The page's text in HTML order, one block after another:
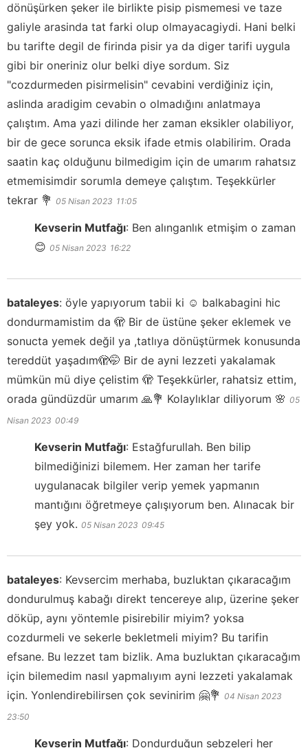
dönüşürken şeker ile birlikte pisip pismemesi ve taze
galiyle arasinda tat farki olup olmayacagiydi. Hani belki
bu tarifte degil de firinda pisir ya da diger tarifi uygula
gibi bir oneriniz olur belki diye sordum. Siz
"cozdurmeden pisirmelisin" cevabini verdiğiniz için,
aslinda aradigim cevabin o olmadığını anlatmaya
çalıştım. Ama yazi dilinde her zaman eksikler olabiliyor,
bir de gece sorunca eksik ifade etmis olabilirim. Orada
saatin kaç olduğunu bilmedigim için de umarım rahatsız
etmemisimdir sorumla demeye çalıştım. Teşekkürler
tekrar 💐 05 Nisan 2023 11:05
Kevserin Mutfağı: Ben alınganlık etmişim o zaman
😊 05 Nisan 2023 16:22
bataleyes: öyle yapıyorum tabii ki ☺️ balkabagini hic
dondurmamistim da 🫣 Bir de üstüne şeker eklemek ve
sonucta yemek değil ya ,tatlıya dönüştürmek konusunda
tereddüt yaşadım🫣🤭 Bir de ayni lezzeti yakalamak
mümkün mü diye çelistim 🫣 Teşekkürler, rahatsiz ettim,
orada gündüzdür umarım 🙏💐 Kolaylıklar diliyorum 🌸 05
Nisan 2023 00:49
Kevserin Mutfağı: Estağfurullah. Ben bilip
bilmediğinizi bilemem. Her zaman her tarife
uygulanacak bilgiler verip yemek yapmanın
mantığını öğretmeye çalışıyorum ben. Alınacak bir
şey yok. 05 Nisan 2023 09:45
bataleyes: Kevsercim merhaba, buzluktan çıkaracağım
dondurulmuş kabağı direkt tencereye alıp, üzerine şeker
döküp, aynı yöntemle pisirebilir miyim? yoksa
cozdurmeli ve sekerle bekletmeli miyim? Bu tarifin
efsane. Bu lezzet tam bizlik. Ama buzluktan çıkaracağım
için bilemedim nasıl yapmalıyım ayni lezzeti yakalamak
için. Yonlendirebilirsen çok sevinirim 🤗💐 04 Nisan 2023
23:50
Kevserin Mutfağı: Dondurduğun sebzeleri her